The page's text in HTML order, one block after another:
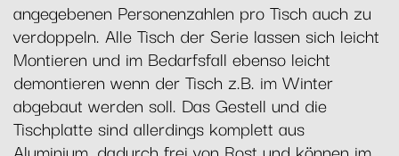
angegebenen Personenzahlen pro Tisch auch zu
verdoppeln. Alle Tisch der Serie lassen sich leicht
Montieren und im Bedarfsfall ebenso leicht
demontieren wenn der Tisch z.B. im Winter
abgebaut werden soll. Das Gestell und die
Tischplatte sind allerdings komplett aus